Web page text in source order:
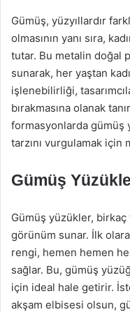
Gümüş, yüzyıllardır
olmasının yanı sıra,
tutar. Bu metalin doğal
sunarak, her yaştan
işlenebilirliği,
bırakmasına olanak
formasyonlarda gümüş
tarzını vurgulamak
Gümüş
Gümüş yüzükler,
görünüm sunar. İlk
rengi, hemen hemen
sağlar. Bu, gümüş
için ideal hale getirir.
akşam elbisesi olsun,